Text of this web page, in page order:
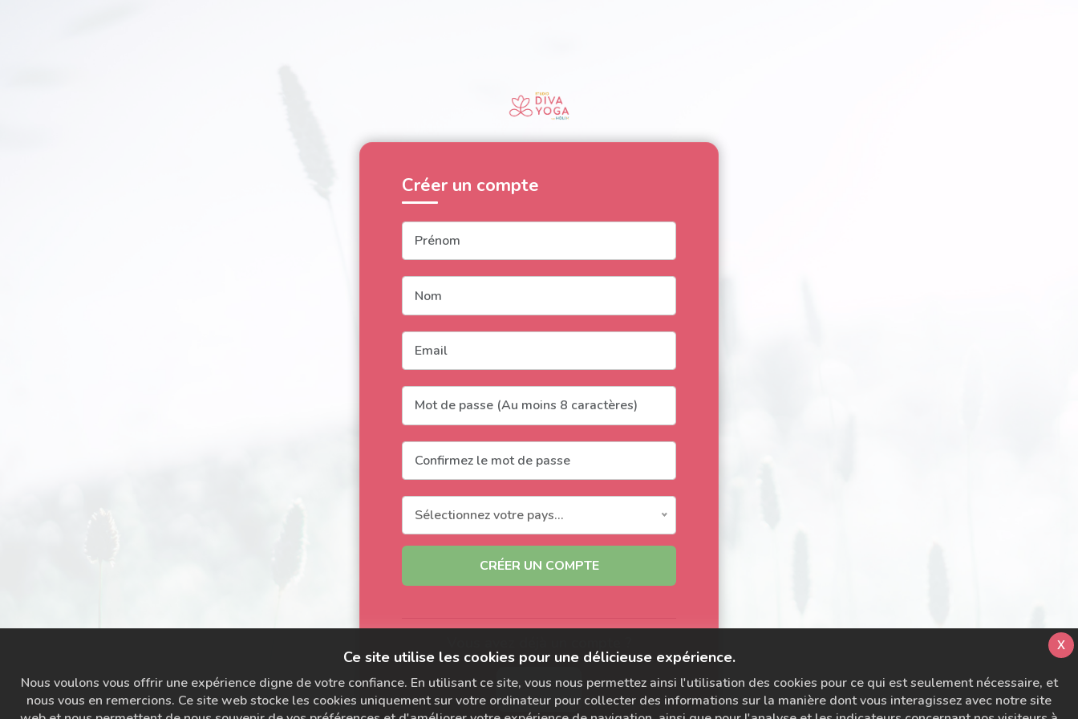
Créer un compte
Sélectionnez votre pays...
CRÉER UN COMPTE
S'identifier
Ce site utilise les cookies pour une délicieuse expérience.
Nous voulons vous offrir une expérience digne de votre confiance. En utilisant ce site, vous nous permettez ainsi l'utilisation des cookies pour ce qui est seulement nécessaire, et
nous vous en remercions. Ce site web stocke les cookies uniquement sur votre ordinateur pour collecter des informations sur la manière dont vous interagissez avec notre site
x